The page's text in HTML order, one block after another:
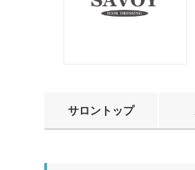
サロントップ